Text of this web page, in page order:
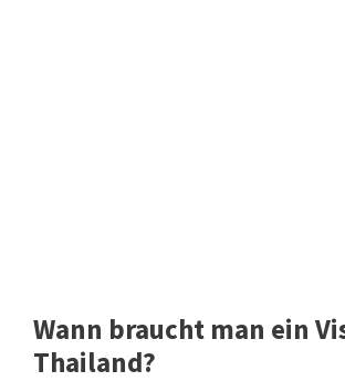
Wann braucht man ein
Thailand?